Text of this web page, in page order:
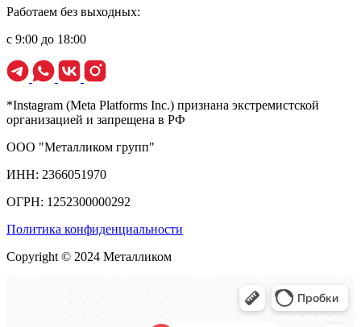
Работаем без выходных:
с 9:00 до 18:00
*Instagram (Meta Platforms Inc.) признана экстремистской
организацией и запрещена в РФ
ООО "Металликом групп"
ИНН: 2366051970
ОГРН: 1252300000292
Политика конфиденциальности
Copyright © 2024 Металликом